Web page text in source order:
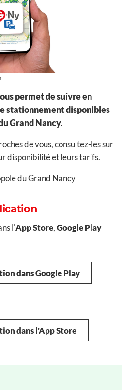
permet de suivre en
stationnement disponibles
Grand Nancy.
de vous, consultez-les sur
disponibilité et leurs tarifs.
du Grand Nancy
l'App Store,Google Play
dans Google Play
dans l'App Store